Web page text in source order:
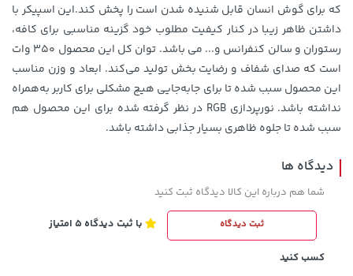
1,143,000 تومان
1,187,000
خرید 339,900 تومان خرید
که برای گوش انسان قابل شنیده شدن است را پخش کند.این اسپیکر با
داشتن ظاهر زیبا در کنار کیفیت مطلوب خود گزینه مناسبی برای کافه،
رستوران و سالن کنفرانس و... می باشد. توان کل این محصول 350 وات
است که صدای شفاف و رضایت بخش تولید می‌کند. ابعاد و وزن مناسب
این محصول سبب شده تا برای جا‌به‌جایی هیچ مشکلی برای کاربر به‌همراه
نداشته باشد. نورپردازی RGB در نظر گرفته شده برای این محصول هم
سبب شده تا جلوه ظاهری بسیار جذابی داشته باشد.
دیدگاه ها
شما هم درباره این کالا دیدگاه ثبت کنید
ثبت دیدگاه با ثبت دیدگاه 5 امتیاز
کسب کنید